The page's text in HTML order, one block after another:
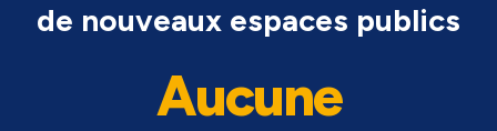
de nouveaux espaces publics
Aucune